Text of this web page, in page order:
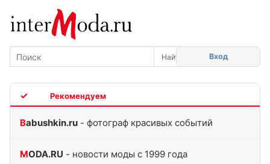
Вход
Babushkin.ru - фотограф красивых событий
MODA.RU - новости моды с 1999 года